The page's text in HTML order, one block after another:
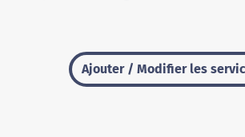
Ajouter / Modifier les